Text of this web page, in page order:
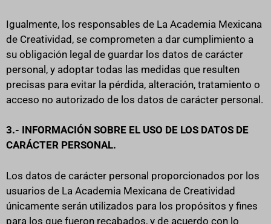
Igualmente, los responsables de La Academia Mexicana
de Creatividad, se comprometen a dar cumplimiento a
su obligación legal de guardar los datos de carácter
personal, y adoptar todas las medidas que resulten
precisas para evitar la pérdida, alteración, tratamiento o
acceso no autorizado de los datos de carácter personal.
3.- INFORMACIÓN SOBRE EL USO DE LOS DATOS DE
CARÁCTER PERSONAL.
Los datos de carácter personal proporcionados por los
usuarios de La Academia Mexicana de Creatividad
únicamente serán utilizados para los propósitos y fines
para los que fueron recabados, y de acuerdo con lo